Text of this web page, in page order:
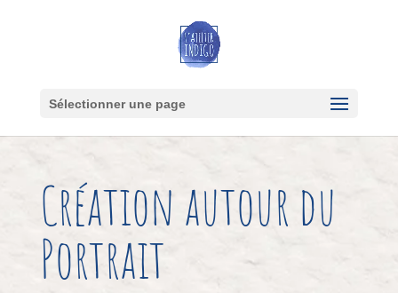
Sélectionner une page
Création autour du
Portrait